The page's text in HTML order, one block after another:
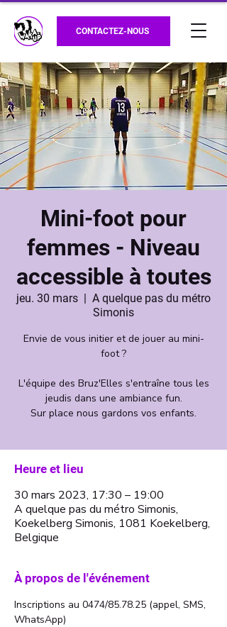
CONTACTEZ-NOUS
Mini-foot pour
femmes - Niveau
accessible à toutes
jeu. 30 mars
  |
A quelque pas du métro
Simonis
Envie de vous initier et de jouer au mini-
foot ?
L'équipe des Bruz'Elles s'entraîne tous les
jeudis dans une ambiance fun.
Sur place nous gardons vos enfants.
Heure et lieu
30 mars 2023, 17:30 – 19:00
A quelque pas du métro Simonis,
Koekelberg Simonis, 1081 Koekelberg,
Belgique
À propos de l'événement
Inscriptions au 0474/85.78.25 (appel, SMS,
WhatsApp)